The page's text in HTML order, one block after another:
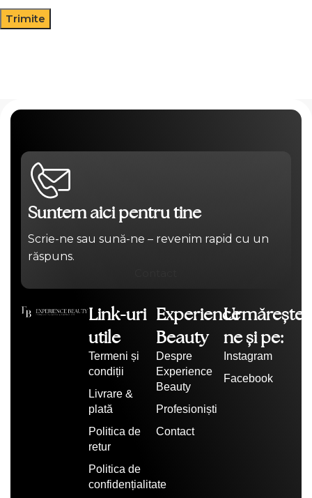
Suntem aici pentru tine
Scrie-ne sau sună-ne – revenim rapid cu un
răspuns.
Link-uri
utile
Termeni și
condiții
Livrare &
plată
Politica de
retur
Politica de
confidențialitate
Experience
Beauty
Despre
Experience
Beauty
Profesioniști
Contact
Urmărește-
ne și pe:
Instagram
Facebook